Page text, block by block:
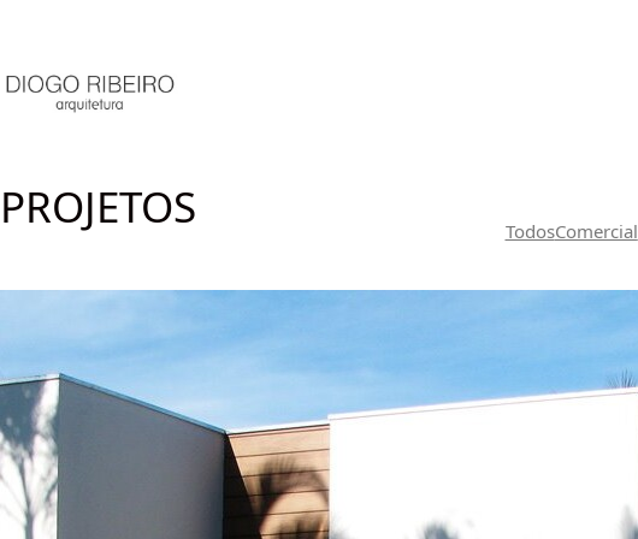
PROJETOS TodosComercial